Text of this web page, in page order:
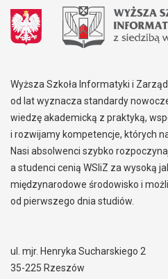
Wyższa Szkoła Informatyki i
od lat wyznacza standardy
wiedzę akademicką z praktyką,
i rozwijamy kompetencje, których
Nasi absolwenci szybko
a studenci cenią WSIiZ za wysoką
międzynarodowe środowisko i
od pierwszego dnia studiów.
ul. mjr. Henryka Sucharskiego 2
35-225 Rzeszów